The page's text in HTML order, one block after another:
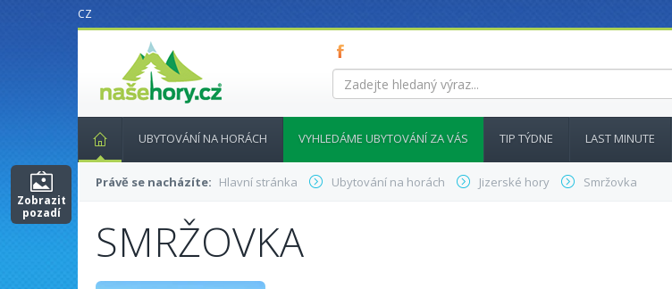
CZ
nasehory.cz
Zadejte
hledaný
UBYTOVÁNÍ NA HORÁCH VYHLEDÁME UBYTOVÁNÍ ZA VÁS TIP TÝDNE LAST MINUTE
Právě se nacházíte: Hlavní stránka Ubytování na horách Jizerské hory Smržovka
SMRŽOVKA
Zobrazit
pozadí